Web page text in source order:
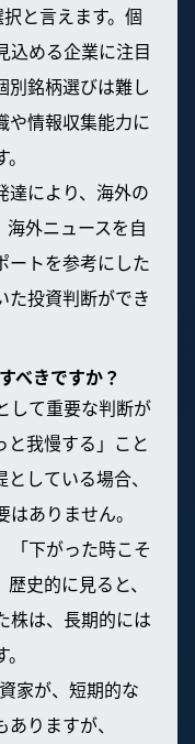
と言えます。個
込める企業に注目
別銘柄選びは難し
や情報収集能力に
達により、海外の
外ニュースを自
ートを参考にした
た投資判断ができ
べきですか？
して重要な判断が
と我慢する」こと
している場合、
ありません。
「下がった時こそ
史的に見ると、
株は、長期的には
家が、短期的な
りますが、